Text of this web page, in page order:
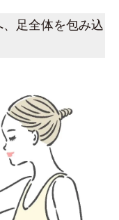
足全体を包み込